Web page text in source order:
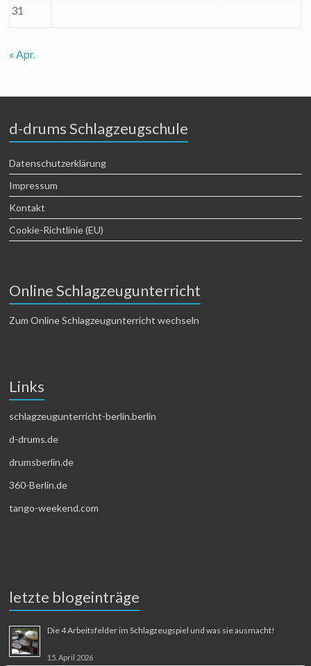
31
« Apr.
d-drums Schlagzeugschule
Datenschutzerklärung
Impressum
Kontakt
Cookie-Richtlinie (EU)
Online Schlagzeugunterricht
Zum Online Schlagzeugunterricht wechseln
Links
schlagzeugunterricht-berlin.berlin
d-drums.de
drumsberlin.de
360-Berlin.de
tango-weekend.com
letzte blogeinträge
Die 4 Arbeitsfelder im Schlagzeugspiel und was sie ausmacht!
15. April 2026